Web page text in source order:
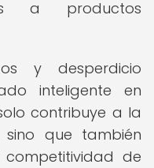
a productos
y desperdicio
inteligente en
contribuye a la
sino que también
de